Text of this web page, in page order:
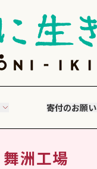
寄付のお願い
舞洲工場